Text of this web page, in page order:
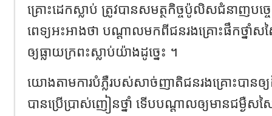
គ្រោះដេកស្លាប់ ត្រូវបានសមត្ថកិច្ចប៉ូលិសជំនាញបច្ច
ពេទ្យអះអាងថា បណ្តាលមកពីជនរងគ្រោះផឹកថ្នាំ
ឲ្យធ្លាយក្រពះស្លាប់យ៉ាងដូច្នេះ ។
យោងតាមការបំភ្លឺរបស់សាច់ញាតិជនរងគ្រោះបានឲ្
បានប្រើប្រាស់ញៀនថ្នាំ ទើបបណ្តាលឲ្យមានជម្ងឺស